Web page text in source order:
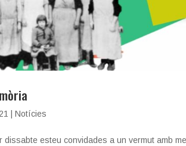
|Notícies
esteu convidades a un vermut amb